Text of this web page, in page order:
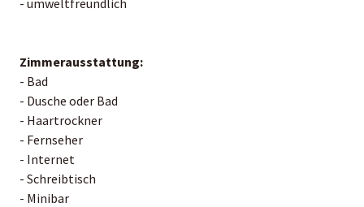
Zimmerausstattung:
- Bad
- Dusche oder Bad
- Haartrockner
- Fernseher
- Internet
- Schreibtisch
- Minibar